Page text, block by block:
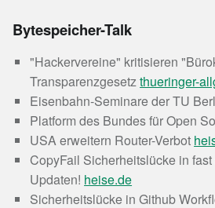
Bytespeicher-Talk
"Hackervereine" kritisieren
Transparenzgesetzthueringer-
Eisenbahn-Seminare der TU
Platform des Bundes für Open
USA erweitern Router-Verbot
CopyFail Sicherheitslücke in
Updaten! heise.de
Sicherheitslücke in Github